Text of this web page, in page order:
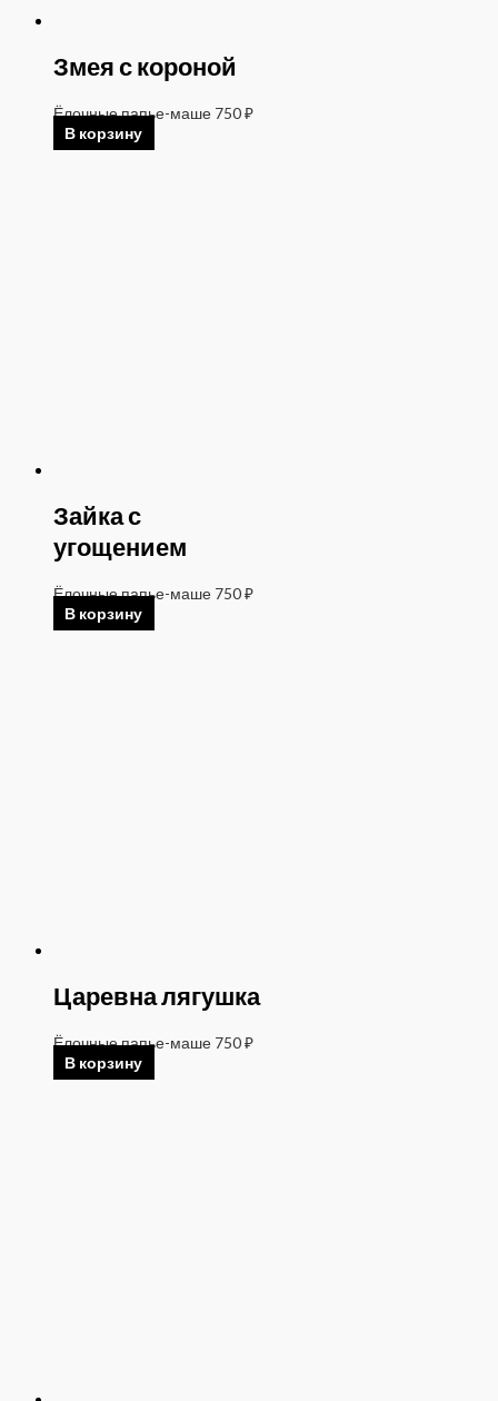
Змея с короной
Ёлочные папье-маше 750₽
В корзину
Зайка с
угощением
Ёлочные папье-маше 750₽
В корзину
Царевна лягушка
Ёлочные папье-маше 750₽
В корзину